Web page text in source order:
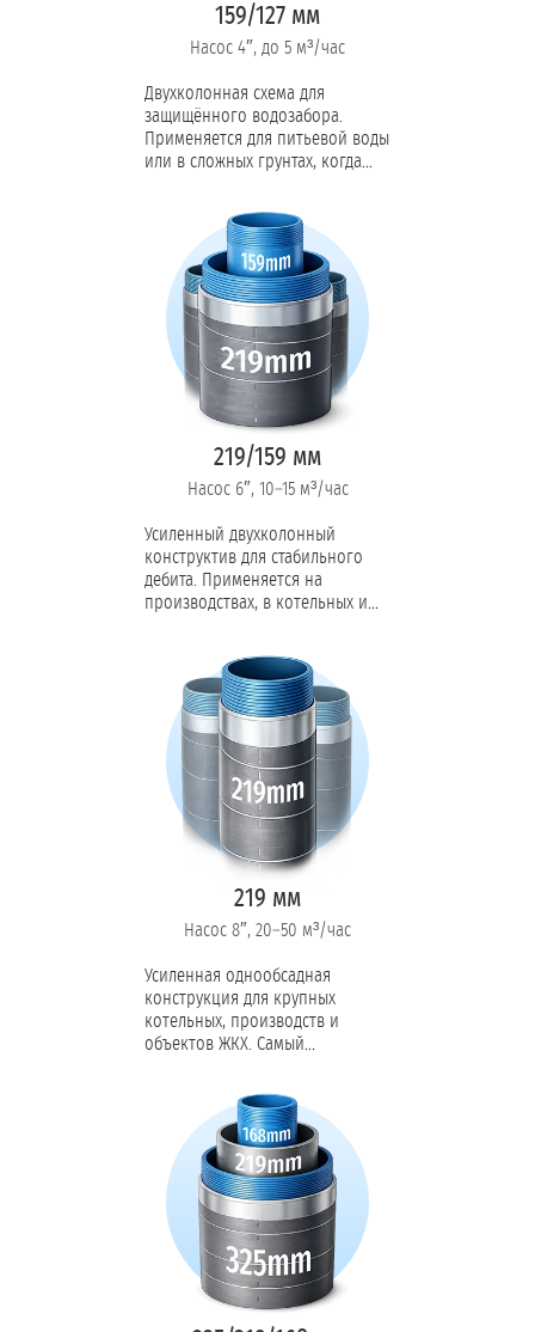
159/127 мм
Насос 4″, до 5 м³/час
Двухколонная схема для
защищённого водозабора.
Применяется для питьевой воды
или в сложных грунтах, когда
219/159 мм
Насос 6″, 10–15 м³/час
Усиленный двухколонный
конструктив для стабильного
дебита. Применяется на
производствах, в котельных и
219 мм
Насос 8″, 20–50 м³/час
Усиленная однообсадная
конструкция для крупных
котельных, производств и
объектов ЖКХ. Самый
промышленный вариант для
стабильного водозабора.